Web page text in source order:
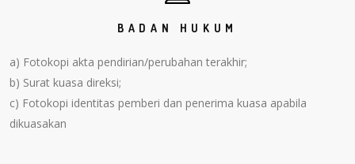
BADAN HUKUM
a) Fotokopi akta pendirian/perubahan terakhir;
b) Surat kuasa direksi;
c) Fotokopi identitas pemberi dan penerima kuasa apabila
dikuasakan